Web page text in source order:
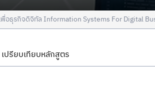
พื่อธุรกิจดิจิทัล Information Systems For Digital
เปรียบเทียบหลักสูตร